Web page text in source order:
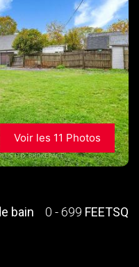
Voir les 11 Photos
bain 0 - 699 FEETSQ